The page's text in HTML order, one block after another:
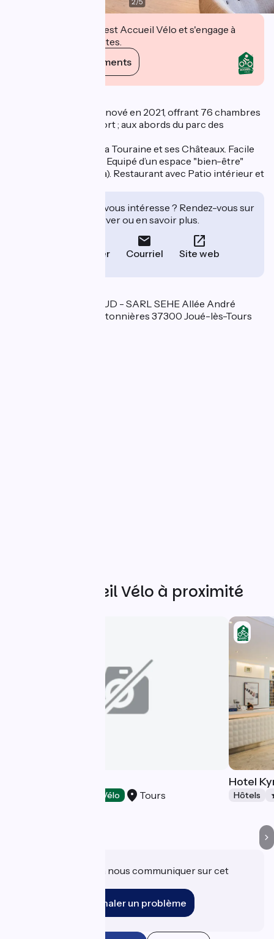
Cet établissement est Accueil Vélo et s'engage à
accueillir des cyclistes.
Voir ses engagements
Hôtel entièrement rénové en 2021, offrant 76 chambres
modernes, tout confort ; aux abords du parc des
Idéal pour découvrir la Touraine et ses Châteaux. Facile
d’accès par l’A10/A85. Equipé d’un espace "bien-être"
(Fitness-Piscine-Spa). Restaurant avec Patio intérieur et
Cet établissement vous intéresse ? Rendez-vous sur
leur site pour réserver ou en savoir plus.
Téléphoner Courriel Site web
MERCURE TOURS SUD - SARL SEHE Allée André
Malraux Parc des Bretonnières 37300 Joué-lès-Tours
Autres Accueil Vélo à proximité
Accueil Vélo Tours
Hotel
Hôtels
Une information à nous communiquer sur cet
Signaler un problème